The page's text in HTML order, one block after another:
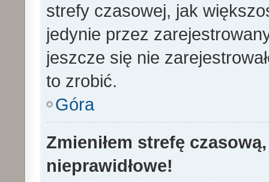
strefy czasowej, jak
jedynie przez
jeszcze się nie
to zrobić.
Góra
Zmieniłem strefę
nieprawidłowe!